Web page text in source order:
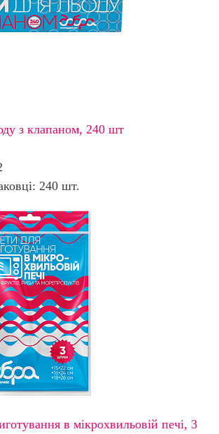
з клапаном, 240 шт
240 шт.
в мікрохвильовій печі, 3